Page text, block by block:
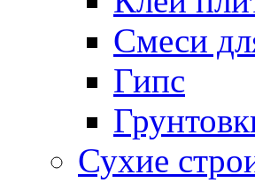
Смеси
Гипс
Сухие